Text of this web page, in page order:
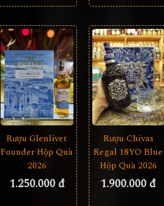
Rượu Glenlivet
Founder Hộp Quà
2026
1.250.000 đ
Rượu Chivas
Regal 18YO Blue
Hộp Quà 2026
1.900.000 đ